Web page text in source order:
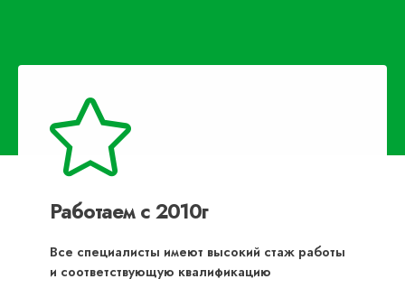
Работаем с 2010г
Все специалисты имеют высокий стаж работы
и соответствующую квалификацию